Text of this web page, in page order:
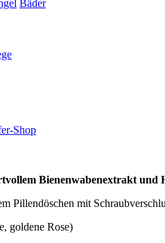
Bäder
Shop
Bienenwabenextrakt und
Pillendöschen mit
goldene Rose)